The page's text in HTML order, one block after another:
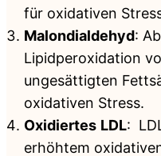
für oxidativen
Malondialdehyd:
Lipidperoxidation
ungesättigten
oxidativen Stress.
Oxidiertes LDL:
erhöhtem